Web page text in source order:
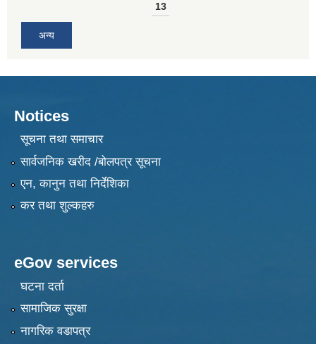
13
अन्य
Notices
सूचना तथा समाचार
सार्वजनिक खरीद /बोलपत्र सूचना
एन, कानुन तथा निर्देशिका
कर तथा शुल्कहरु
eGov services
घटना दर्ता
सामाजिक सुरक्षा
नागरिक वडापत्र